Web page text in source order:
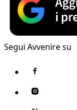
Segui Avvenire su